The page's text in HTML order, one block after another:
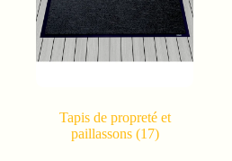
Tapis de propreté et
paillassons (17)